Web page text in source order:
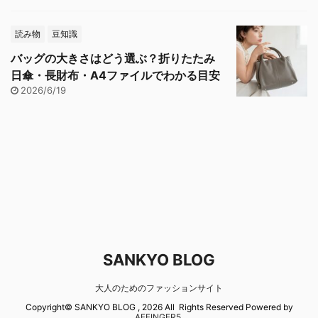
読み物 豆知識
バッグの大きさはどう選ぶ？折りたたみ
日傘・長財布・A4ファイルでわかる目安
2026/6/19
SANKYO BLOG
大人のためのファッションサイト
Copyright© SANKYO BLOG , 2026 All Rights Reserved Powered by